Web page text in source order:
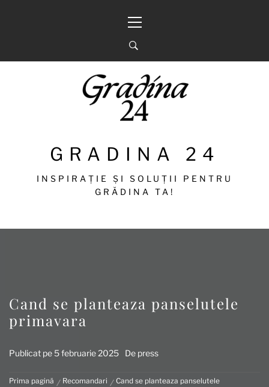
principal
GRADINA 24
INSPIRAȚIE ȘI SOLUȚII PENTRU
GRĂDINA TA!
Cand se planteaza panselutele
primavara
Publicat pe 5 februarie 2025 De press
Prima pagină Recomandari
Cand se planteaza panselutele